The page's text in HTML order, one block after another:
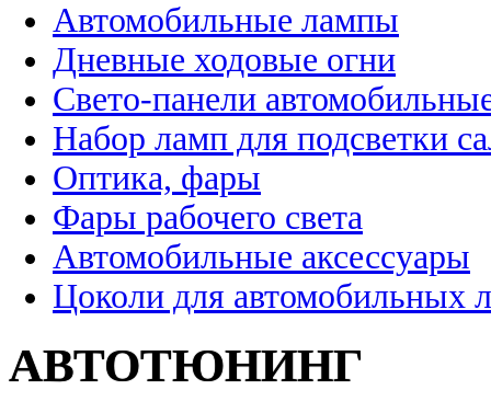
Автомобильные лампы
Дневные ходовые огни
Свето-панели
Набор ламп для подсветки
Оптика, фары
Фары рабочего света
Автомобильные аксессуары
Цоколи для автомобильных
АВТОТЮНИНГ